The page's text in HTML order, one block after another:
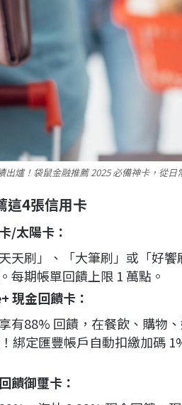
出爐！袋鼠金融推薦 2025 必備神卡，從
這4張信用卡
/太陽卡：
天刷」、「大筆刷」或「好
每期帳單回饋上限 1 萬點。
現金回饋卡：
有88% 回饋，在餐飲、購物
綁定匯豐帳戶自動扣繳加碼
饋御璽卡：